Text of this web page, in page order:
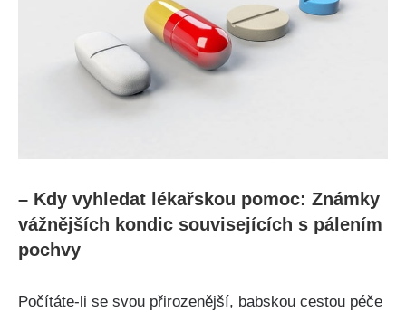
– ​Kdy vyhledat lékařskou‍ pomoc: Známky⁣
vážnějších⁣ kondic⁤ souvisejících s pálením⁤
pochvy
Počítáte-li ‍se svou ⁤přirozenější, babskou cestou​ péče